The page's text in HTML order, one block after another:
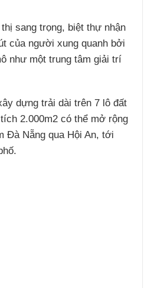
sang trọng, biệt thự nhận
của người xung quanh bởi
như một trung tâm giải trí
dựng trải dài trên 7 lô đất
2.000m2 có thể mở rộng
Đà Nẵng qua Hội An, tới